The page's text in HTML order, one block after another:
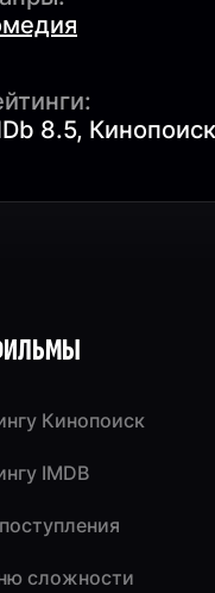
8.5,
Кинопоиск
IMDB
сложности